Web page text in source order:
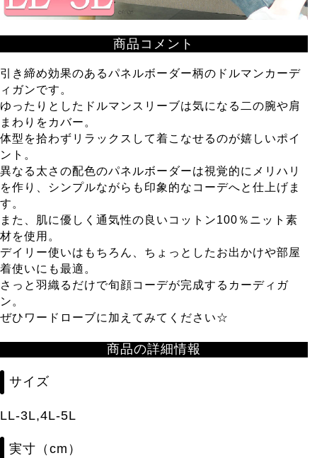
商品コメント
引き締め効果のあるパネルボーダー柄のドルマンカーデ
ィガンです。
ゆったりとしたドルマンスリーブは気になる二の腕や肩
まわりをカバー。
体型を拾わずリラックスして着こなせるのが嬉しいポイ
ント。
異なる太さの配色のパネルボーダーは視覚的にメリハリ
を作り、シンプルながらも印象的なコーデへと仕上げま
す。
また、肌に優しく通気性の良いコットン100％ニット素
材を使用。
デイリー使いはもちろん、ちょっとしたお出かけや部屋
着使いにも最適。
さっと羽織るだけで旬顔コーデが完成するカーディガ
ン。
ぜひワードローブに加えてみてください☆
商品の詳細情報
サイズ
LL-3L,4L-5L
実寸（cm）